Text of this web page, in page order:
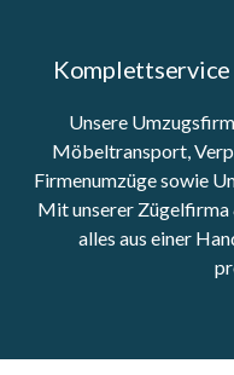
Unsere
Möbeltransport,
Firmenumzüge sowie
Mit unserer Zügelfirma
alles aus einer